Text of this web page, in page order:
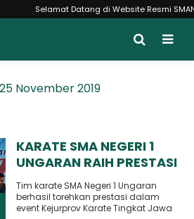
Selamat Datang di Website Resmi
25 November 2019
KARATE SMA NEGERI 1
UNGARAN RAIH PRESTASI
GEMILANG
Tim karate SMA Negeri 1 Ungaran
berhasil torehkan prestasi dalam
event Kejurprov Karate Tingkat Jawa